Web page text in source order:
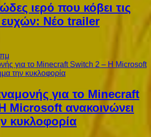
ιερό που κόβει τις
ευχών: Νέο trailer
για το Minecraft
Microsoft ανακοινώνει
κυκλοφορία